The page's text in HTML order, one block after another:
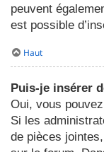
peuvent
est possible
Haut
Puis-je insérer
Oui, vous
Si les
de pièces